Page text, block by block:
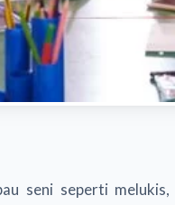
seni seperti